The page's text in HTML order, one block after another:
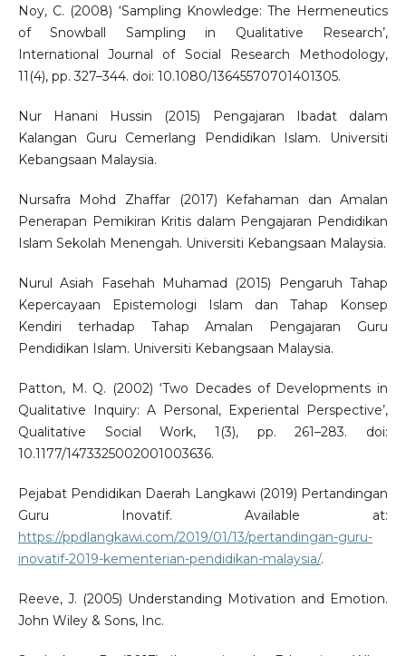
Noy, C. (2008) ‘Sampling Knowledge: The Hermeneutics
of Snowball Sampling in Qualitative Research’,
International Journal of Social Research Methodology,
11(4), pp. 327–344. doi: 10.1080/13645570701401305.
Nur Hanani Hussin (2015) Pengajaran Ibadat dalam
Kalangan Guru Cemerlang Pendidikan Islam. Universiti
Kebangsaan Malaysia.
Nursafra Mohd Zhaffar (2017) Kefahaman dan Amalan
Penerapan Pemikiran Kritis dalam Pengajaran Pendidikan
Islam Sekolah Menengah. Universiti Kebangsaan Malaysia.
Nurul Asiah Fasehah Muhamad (2015) Pengaruh Tahap
Kepercayaan Epistemologi Islam dan Tahap Konsep
Kendiri terhadap Tahap Amalan Pengajaran Guru
Pendidikan Islam. Universiti Kebangsaan Malaysia.
Patton, M. Q. (2002) ‘Two Decades of Developments in
Qualitative Inquiry: A Personal, Experiental Perspective’,
Qualitative Social Work, 1(3), pp. 261–283. doi:
10.1177/1473325002001003636.
Pejabat Pendidikan Daerah Langkawi (2019) Pertandingan
Guru Inovatif. Available at:
https://ppdlangkawi.com/2019/01/13/pertandingan-guru-
inovatif-2019-kementerian-pendidikan-malaysia/.
Reeve, J. (2005) Understanding Motivation and Emotion.
John Wiley & Sons, Inc.